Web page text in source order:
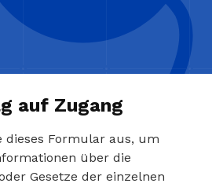
auf Zugang
dieses Formular aus, um
über die
Gesetze der einzelnen